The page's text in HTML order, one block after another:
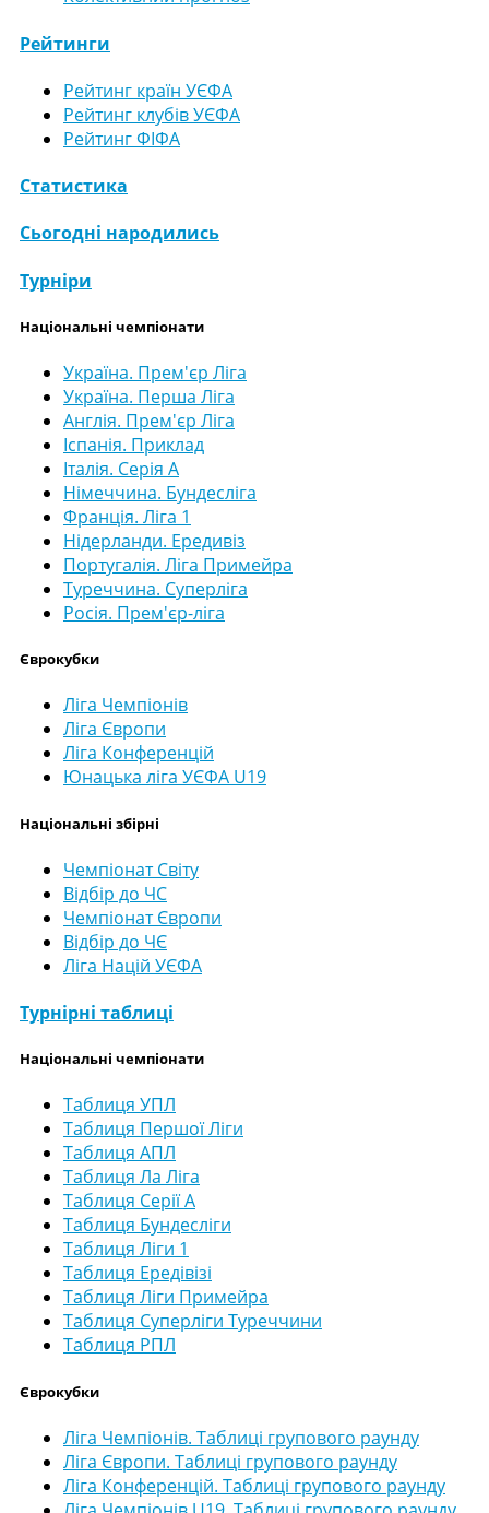
Рейтинги
Рейтинг країн УЄФА
Рейтинг клубів УЄФА
Рейтинг ФІФА
Статистика
Сьогодні народились
Турніри
Національні чемпіонати
Україна. Прем'єр Ліга
Україна. Перша Ліга
Англія. Прем'єр Ліга
Іспанія. Приклад
Італія. Серія А
Німеччина. Бундесліга
Франція. Ліга 1
Нідерланди. Ередивіз
Португалія. Ліга Примейра
Туреччина. Суперліга
Росія. Прем'єр-ліга
Єврокубки
Ліга Чемпіонів
Ліга Європи
Ліга Конференцій
Юнацька ліга УЄФА U19
Національні збірні
Чемпіонат Світу
Відбір до ЧС
Чемпіонат Європи
Відбір до ЧЄ
Ліга Націй УЄФА
Турнірні таблиці
Національні чемпіонати
Таблиця УПЛ
Таблиця Першої Ліги
Таблиця АПЛ
Таблиця Ла Ліга
Таблиця Серії А
Таблиця Бундесліги
Таблиця Ліги 1
Таблиця Ередівізі
Таблиця Ліги Примейра
Таблиця Суперліги Туреччини
Таблиця РПЛ
Єврокубки
Ліга Чемпіонів. Таблиці групового раунду
Ліга Європи. Таблиці групового раунду
Ліга Конференцій. Таблиці групового раунду